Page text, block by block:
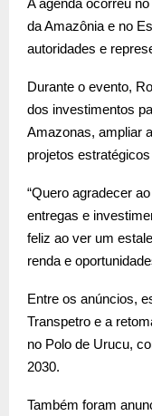
A agenda ocorreu
da Amazônia e no
autoridades e
Durante o evento,
dos investimentos
Amazonas, ampliar
projetos
“Quero agradecer
entregas e
feliz ao ver um
renda e
Entre os anúncios,
Transpetro e a
no Polo de Urucu,
2030.
Também foram